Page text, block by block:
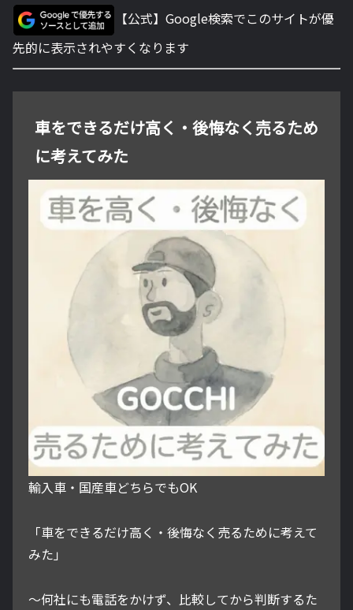
【公式】Google検索でこのサイトが優
先的に表示されやすくなります
車をできるだけ高く・後悔なく売るため
に考えてみた
輸入車・国産車どちらでもOK
「車をできるだけ高く・後悔なく売るために考えて
みた」
～何社にも電話をかけず、比較してから判断するた